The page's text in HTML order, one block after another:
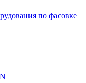
по фасовке